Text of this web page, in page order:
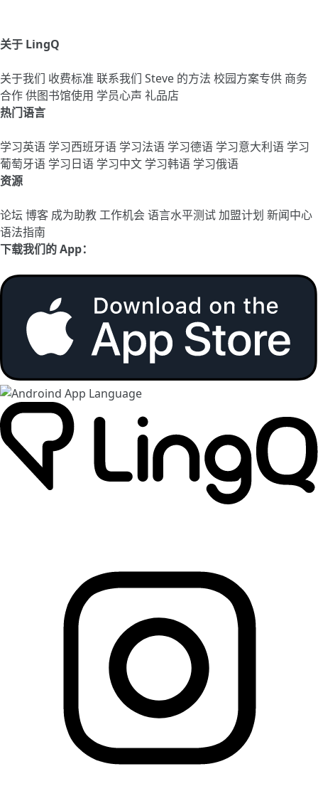
关于 LingQ
关于我们 收费标准 联系我们 Steve 的方法 校园方案专供 商务
合作供图书馆使用 学员心声 礼品店
热门语言
学习英语 学习西班牙语 学习法语 学习德语 学习意大利语 学习
葡萄牙语 学习日语 学习中文 学习韩语 学习俄语
资源
论坛 博客 成为助教工作机会语言水平测试加盟计划 新闻中心
语法指南
下载我们的 App：